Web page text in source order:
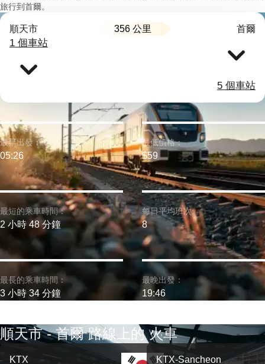
旅行到首爾。
順天市 356 公里 首爾
1 個車站
5 個車站
最短的乘車時間：
2 小時 48 分鐘
最早出發：
05:26
最長的乘車時間：
3 小時 34 分鐘
最低價格：
$59
每日平均班次:
8
最晚出發：
19:46
順天市 - 首爾 路線上的 火車
KTX KTX-Sancheon